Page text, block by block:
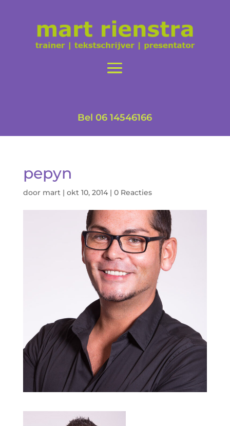
Bel 06 14546166
pepyn
door mart| okt 10, 2014| 0 Reacties